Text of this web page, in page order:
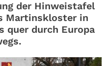
der Hinweistafel
Martinskloster in
quer durch Europa